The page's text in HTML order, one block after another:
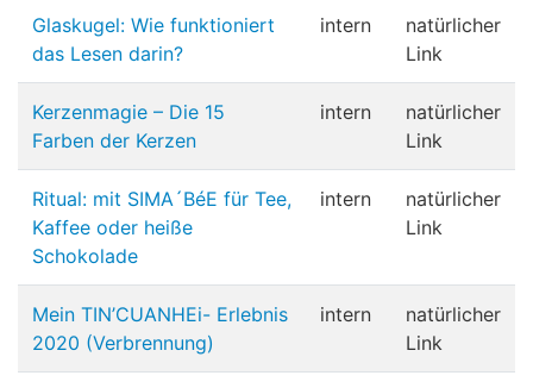
Glaskugel: Wie funktioniert
das Lesen darin?
intern
natürlicher
Link
Kerzenmagie – Die 15
Farben der Kerzen
intern
natürlicher
Link
Ritual: mit SIMA´BéE für Tee,
Kaffee oder heiße
Schokolade
intern
natürlicher
Link
Mein TIN’CUANHEi- Erlebnis
2020 (Verbrennung)
intern
natürlicher
Link